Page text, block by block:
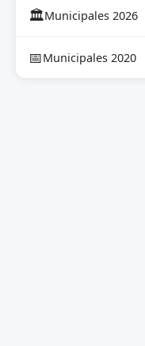
🏛Municipales 2026
📅Municipales 2020